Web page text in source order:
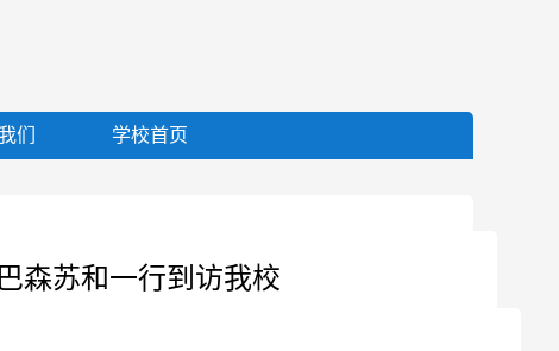
们 学校首页
森苏和一行到访我校